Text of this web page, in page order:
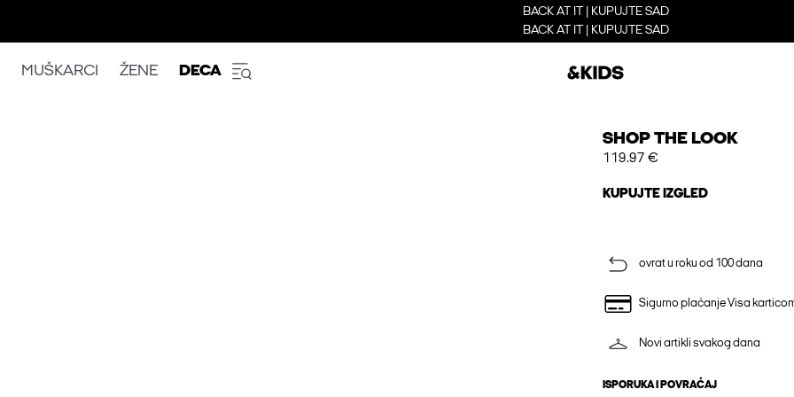
BACK AT IT | KUPUJTE SAD
BACK AT IT | KUPUJTE SAD
MUŠKARCI ŽENE DECA
SHOP THE LOOK
119.97 €
KUPUJTE IZGLED
ovrat u roku od 100 dana
Sigurno plaćanje Visa
Novi artikli svakog dana
ISPORUKA I POVRAĆAJ